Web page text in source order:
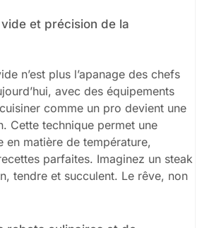
et précision de la
n’est plus l’apanage des chefs
avec des équipements
comme un pro devient une
Cette technique permet une
en matière de température,
parfaites. Imaginez un steak
tendre et succulent. Le rêve, non